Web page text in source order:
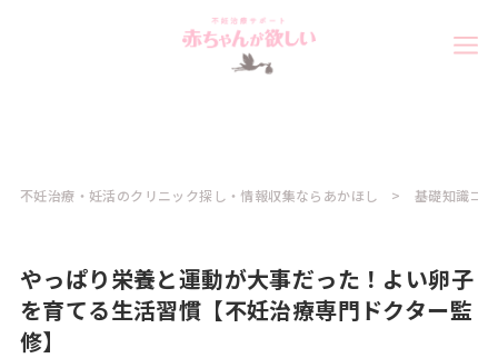
不妊治療・妊活のクリニック探し・情報収集ならあかほし 基礎知識コ
やっぱり栄養と運動が大事だった！よい卵子
を育てる生活習慣【不妊治療専門ドクター監
修】